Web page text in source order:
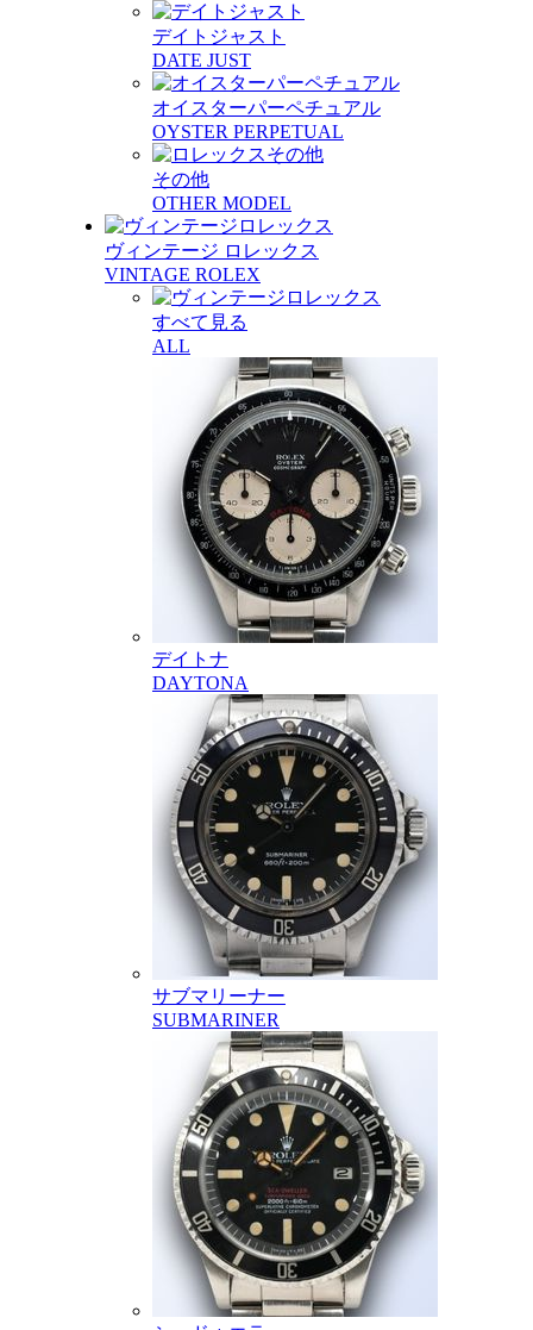
デイトジャスト
DATE JUST
オイスターパーペチュアル
OYSTER PERPETUAL
その他
OTHER MODEL
ヴィンテージ ロレックス
VINTAGE ROLEX
すべて見る
ALL
デイトナ
DAYTONA
サブマリーナー
SUBMARINER